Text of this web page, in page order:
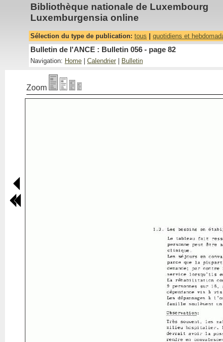
Bibliothèque nationale de Luxembourg
Luxemburgensia online
Sélection du type de publication: tous quotidiens et
Bulletin de l'ANCE : Bulletin 056 - page 82
Navigation: Home Calendrier Bulletin
Zoom